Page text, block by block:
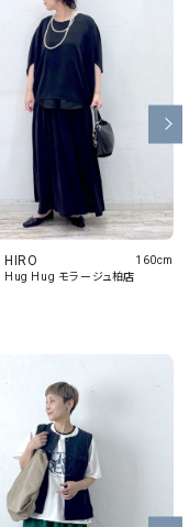
HIRO
Hug Hug モラージュ柏店
160cm